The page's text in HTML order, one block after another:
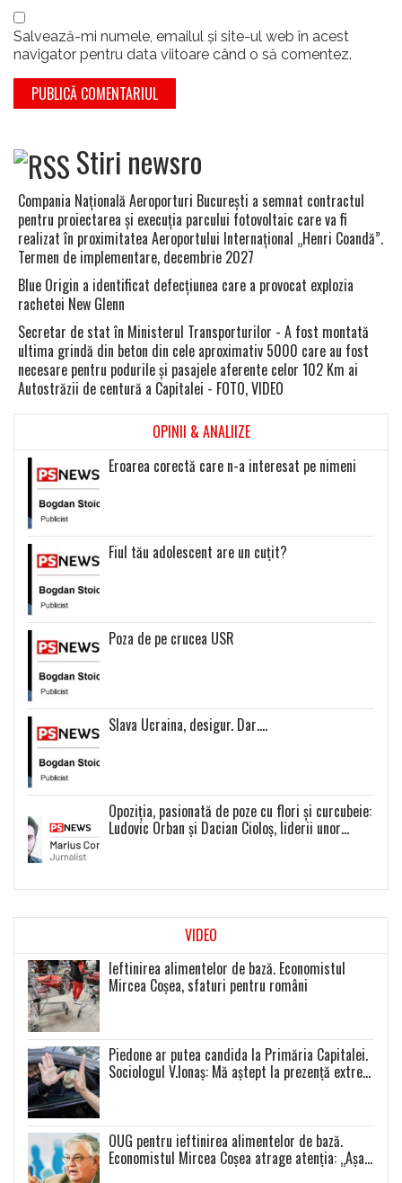
Salvează-mi numele, emailul și site-ul web în acest
navigator pentru data viitoare când o să comentez.
Stiri newsro
Compania Naţională Aeroporturi Bucureşti a semnat contractul
pentru proiectarea şi execuţia parcului fotovoltaic care va fi
realizat în proximitatea Aeroportului Internaţional „Henri Coandă”.
Termen de implementare, decembrie 2027
Blue Origin a identificat defecţiunea care a provocat explozia
rachetei New Glenn
Secretar de stat în Ministerul Transporturilor - A fost montată
ultima grindă din beton din cele aproximativ 5000 care au fost
necesare pentru podurile şi pasajele aferente celor 102 Km ai
Autostrăzii de centură a Capitalei - FOTO, VIDEO
OPINII & ANALIIZE
Eroarea corectă care n-a interesat pe nimeni
Fiul tău adolescent are un cuțit?
Poza de pe crucea USR
Slava Ucraina, desigur. Dar….
Opoziția, pasionată de poze cu flori și curcubeie:
Ludovic Orban și Dacian Cioloș, liderii unor
VIDEO
Ieftinirea alimentelor de bază. Economistul
Mircea Coșea, sfaturi pentru români
Piedone ar putea candida la Primăria Capitalei.
Sociologul V.Ionaș: Mă aștept la prezență extrem
OUG pentru ieftinirea alimentelor de bază.
Economistul Mircea Coșea atrage atenția: „Așa